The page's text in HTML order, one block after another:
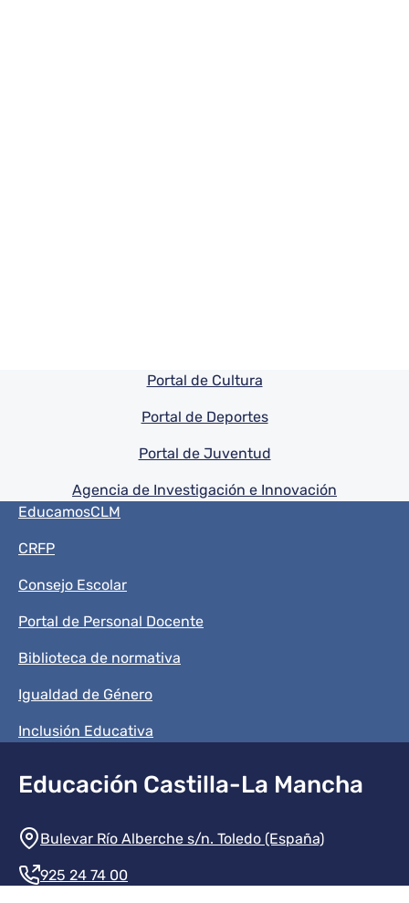
Pie de pagina información
Portal de Cultura
Portal de Deportes
Portal de Juventud
Agencia de Investigación e Innovación
Menú del pie
EducamosCLM
CRFP
Consejo Escolar
Portal de Personal Docente
Biblioteca de normativa
Igualdad de Género
Inclusión Educativa
Educación Castilla-La Mancha
Información de la institución
Bulevar Río Alberche s/n. Toledo (España)
925 24 74 00